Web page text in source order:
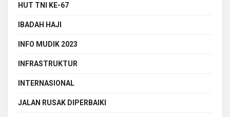
HUT TNI KE-67
IBADAH HAJI
INFO MUDIK 2023
INFRASTRUKTUR
INTERNASIONAL
JALAN RUSAK DIPERBAIKI